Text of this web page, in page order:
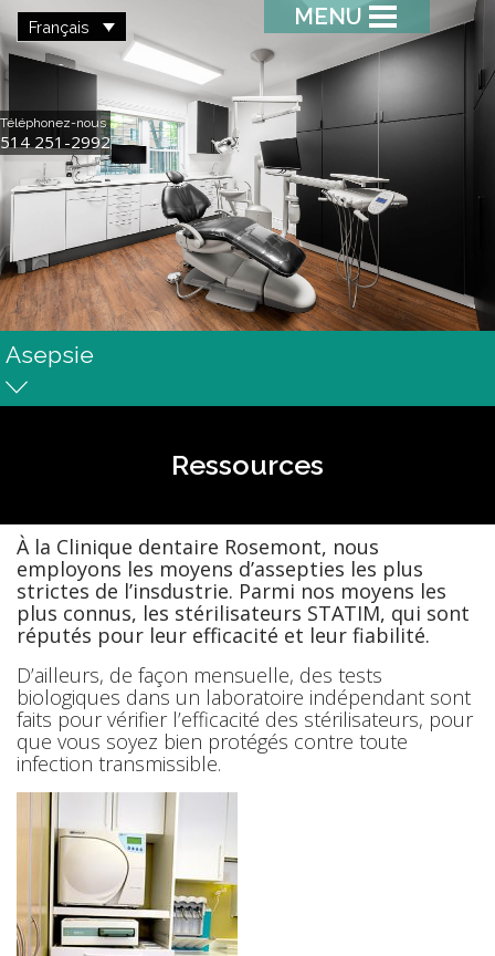
Français MENU
Asepsie
Téléphonez-nous
514 251-2992
Ressources
À la Clinique dentaire Rosemont, nous
employons les moyens d’assepties les plus
strictes de l’insdustrie. Parmi nos moyens les
plus connus, les stérilisateurs STATIM, qui sont
réputés pour leur efficacité et leur fiabilité.
D’ailleurs, de façon mensuelle, des tests
biologiques dans un laboratoire indépendant sont
faits pour vérifier l’efficacité des stérilisateurs, pour
que vous soyez bien protégés contre toute
infection transmissible.